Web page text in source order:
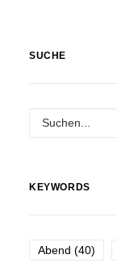
SUCHE
KEYWORDS
Abend (40)